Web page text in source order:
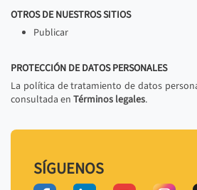
OTROS DE NUESTROS SITIOS
Publicar
PROTECCIÓN DE DATOS PERSONALES
La política de tratamiento de datos
consultada en Términos legales.
SÍGUENOS